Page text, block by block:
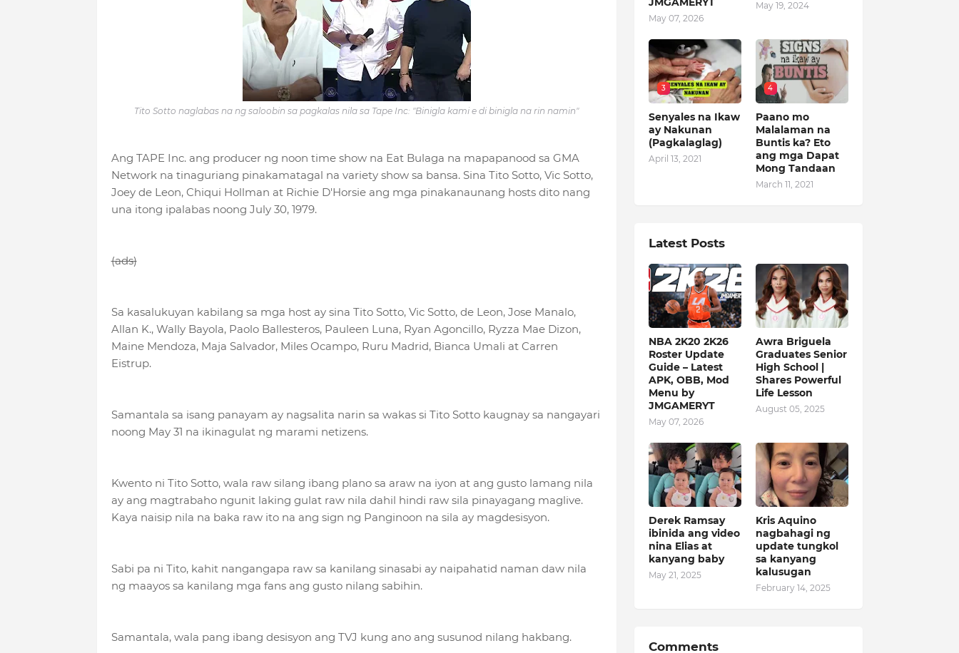
Tito Sotto naglabas na ng saloobin sa pagkalas nila sa Tape Inc: "Binigla kami e di binigla na rin namin"
Ang TAPE Inc. ang producer ng noon time show na Eat Bulaga na mapapanood sa GMA
Network na tinaguriang pinakamatagal na variety show sa bansa. Sina Tito Sotto, Vic Sotto,
Joey de Leon, Chiqui Hollman at Richie D'Horsie ang mga pinakanaunang hosts dito nang
una itong ipalabas noong July 30, 1979.
(ads)
Sa kasalukuyan kabilang sa mga host ay sina Tito Sotto, Vic Sotto, de Leon, Jose Manalo,
Allan K., Wally Bayola, Paolo Ballesteros, Pauleen Luna, Ryan Agoncillo, Ryzza Mae Dizon,
Maine Mendoza, Maja Salvador, Miles Ocampo, Ruru Madrid, Bianca Umali at Carren
Eistrup.
Samantala sa isang panayam ay nagsalita narin sa wakas si Tito Sotto kaugnay sa nangayari
noong May 31 na ikinagulat ng marami netizens.
Kwento ni Tito Sotto, wala raw silang ibang plano sa araw na iyon at ang gusto lamang nila
ay ang magtrabaho ngunit laking gulat raw nila dahil hindi raw sila pinayagang maglive.
Kaya naisip nila na baka raw ito na ang sign ng Panginoon na sila ay magdesisyon.
Sabi pa ni Tito, kahit nangangapa raw sa kanilang sinasabi ay naipahatid naman daw nila
ng maayos sa kanilang mga fans ang gusto nilang sabihin.
Samantala, wala pang ibang desisyon ang TVJ kung ano ang susunod nilang hakbang.
May 07, 2026
May 19, 2024
3
Senyales na Ikaw
ay Nakunan
(Pagkalaglag)
April 13, 2021
4
Paano mo
Malalaman na
Buntis ka? Eto
ang mga Dapat
Mong Tandaan
March 11, 2021
Latest Posts
NBA 2K20 2K26
Roster Update
Guide – Latest
APK, OBB, Mod
Menu by
JMGAMERYT
May 07, 2026
Awra Briguela
Graduates Senior
High School |
Shares Powerful
Life Lesson
August 05, 2025
Derek Ramsay
ibinida ang video
nina Elias at
kanyang baby
May 21, 2025
Kris Aquino
nagbahagi ng
update tungkol
sa kanyang
kalusugan
February 14, 2025
Comments